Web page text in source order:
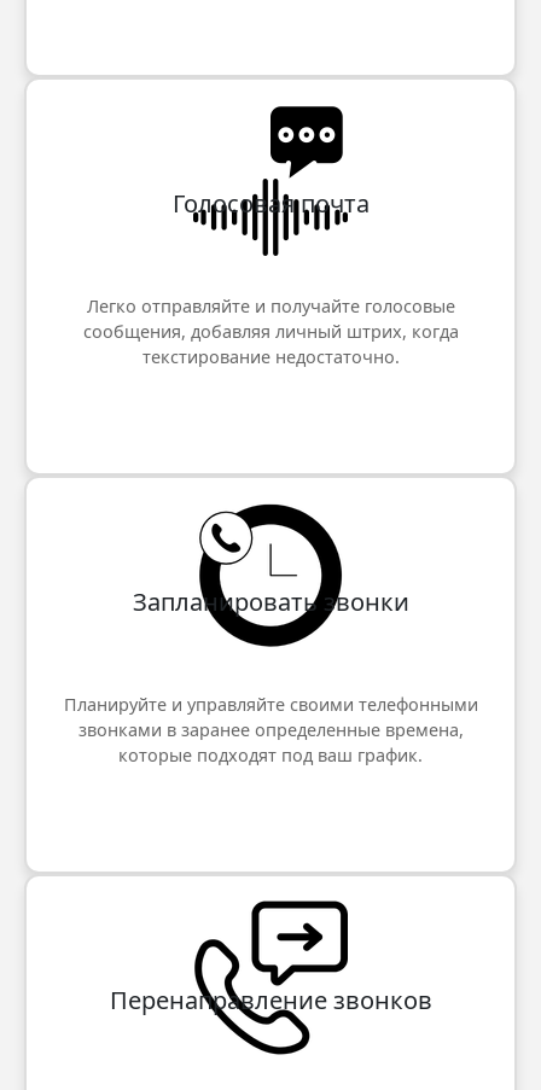
Голосовая почта
Легко отправляйте и получайте голосовые
сообщения, добавляя личный штрих, когда
текстирование недостаточно.
Запланировать звонки
Планируйте и управляйте своими телефонными
звонками в заранее определенные времена,
которые подходят под ваш график.
Перенаправление звонков